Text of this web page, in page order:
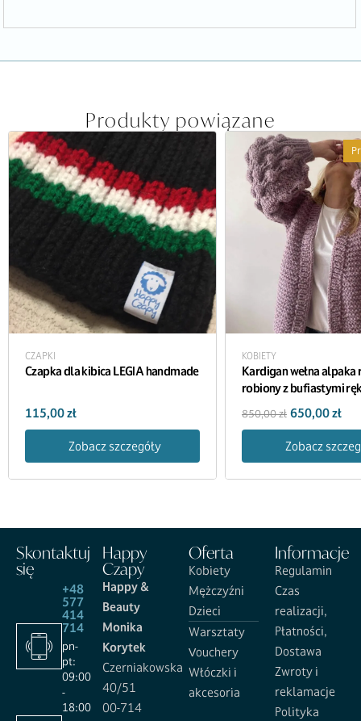
Produkty powiązane
CZAPKI
Czapka dla kibica LEGIA handmade
115,00zł
Zobacz szczegóły
KOBIETY
Kardigan wełna alpaka
robiony z bufiastymi
pudrowy fiolet
850,00zł 650,00zł
Zobacz
Skontaktuj
się
+48
577
414
714
pn-
pt:
09:00
-
18:00
Happy
Czapy
Happy &
Beauty
Monika
Korytek
Czerniakowska
40/51
00-714
Oferta
Kobiety
Mężczyźni
Dzieci
Warsztaty
Vouchery
Włóczki i
akcesoria
Informacje
Regulamin
Czas
realizacji,
Płatności,
Dostawa
Zwroty i
reklamacje
Polityka